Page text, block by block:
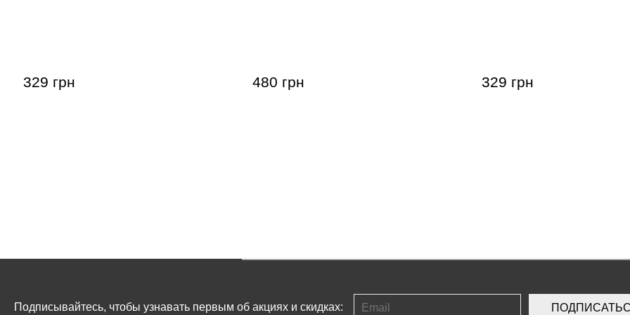
329 грн 480 грн 329 грн
Подписывайтесь, чтобы узнавать первым об акциях и скидках: